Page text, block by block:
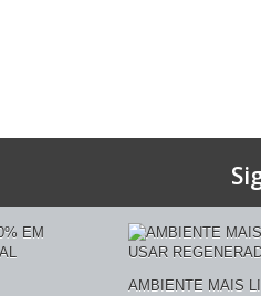
AMBIENTE MAIS